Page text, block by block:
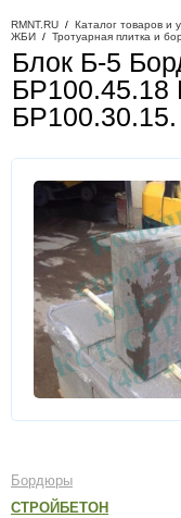
RMNT.RU / Каталог товаров и
ЖБИ / Тротуарная плитка и
Блок Б-5
БР100.45.18
БР100.30.15
Бордюры
СТРОЙБЕТОН